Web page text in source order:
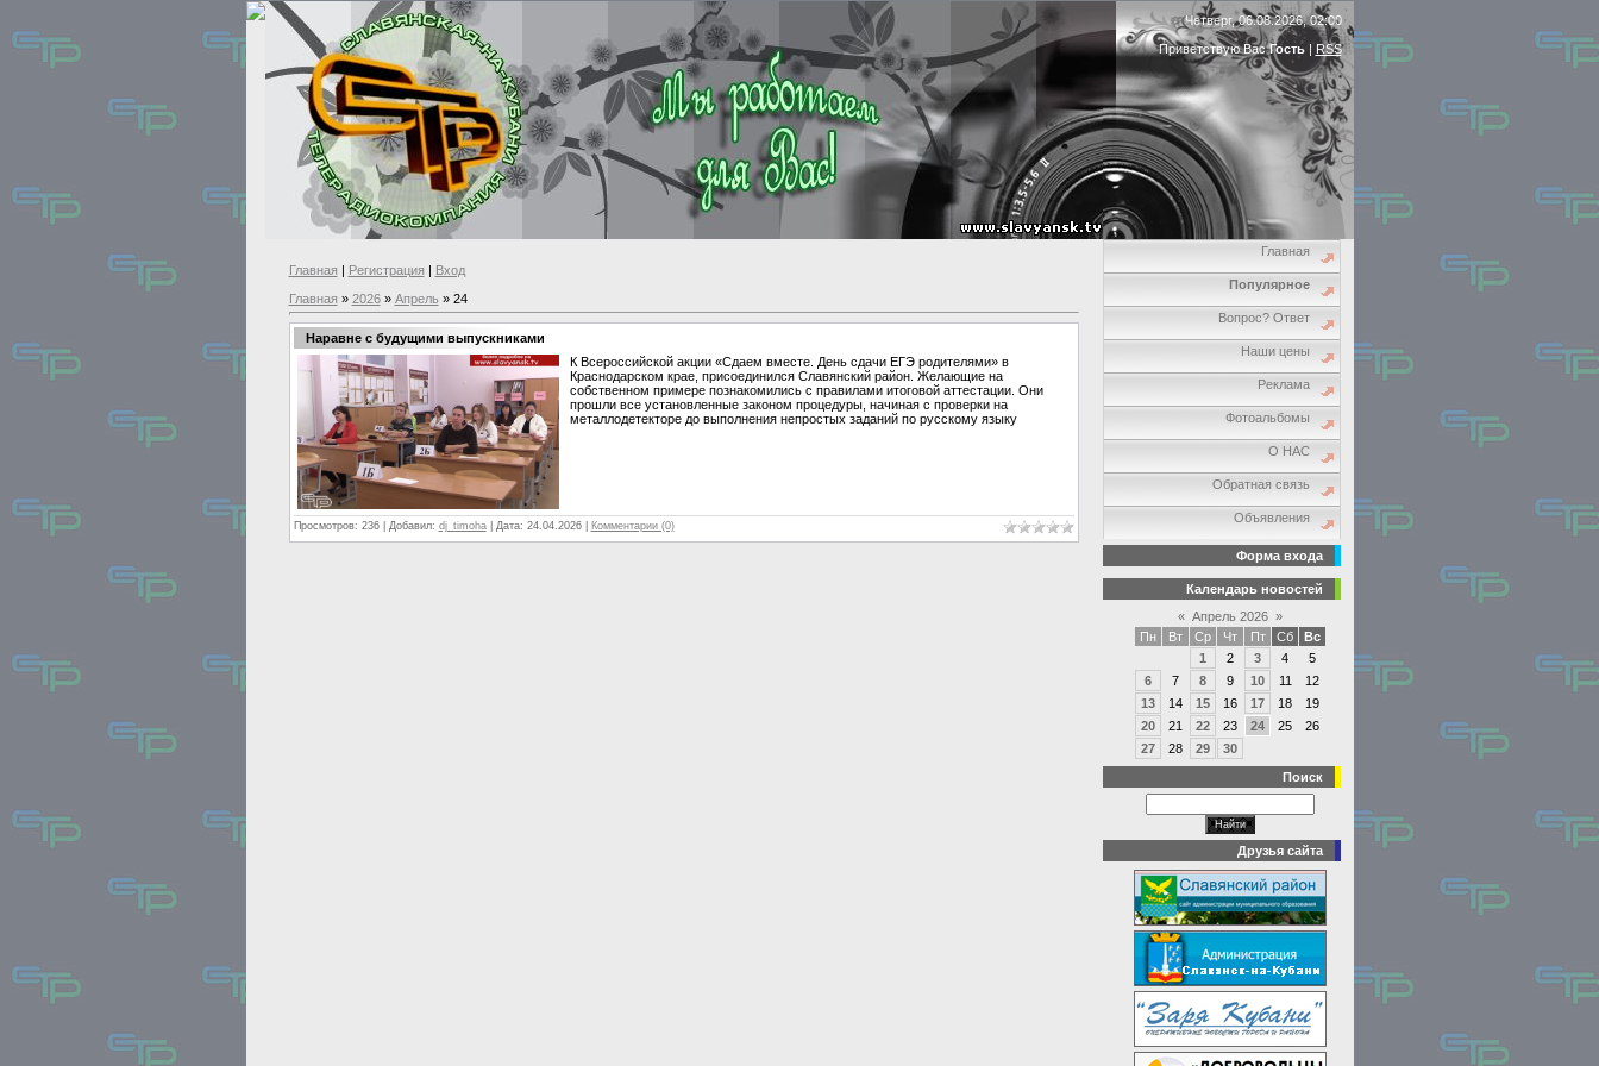
Четверг, 06.08.2026, 02:00
Приветствую ВасГость| RSS
Главная | Регистрация | Вход
Главная » 2026 » Апрель » 24
Наравне с будущими выпускниками
К Всероссийской акции «Сдаем вместе. День сдачи ЕГЭ родителями» в
Краснодарском крае, присоединился Славянский район. Желающие на
собственном примере познакомились с правилами итоговой аттестации. Они
прошли все установленные законом процедуры, начиная с проверки на
металлодетекторе до выполнения непростых заданий по русскому языку
Просмотров: 236| Добавил: dj_timoha| Дата: 24.04.2026 Комментарии (0)
Главная
Популярное
Вопрос? Ответ
Наши цены
Реклама
Фотоальбомы
О НАС
Обратная связь
Объявления
Форма входа
Календарь новостей
« Апрель 2026 »
Пн
Вт Ср Чт Пт Сб
Вс
1
2 3 4
5
6
7 8 9 10 11
12
13
14 15 16 17 18
19
20
21 22 23 24 25
26
27
28 29
30
Поиск
Друзья сайта